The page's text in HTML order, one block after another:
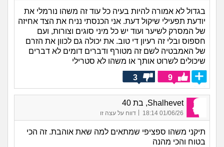
בגדול לא אמורה להיות בעיה כל עוד זה משהו נורמלי את
יודעת תפעילי שיקול דעת. אני הכנסתי נניח את הצד אחיזה
של המסרק לשיער ועוד יש כל מיני סוגים וצורות, ועם
חספוס ובלי זה רעיון די טוב. את יכולה גם לכוון את הזרם
של האמבטיה לשם זה מטורף ודברים דומים לא דברים
שיכולים לשרוט אותך או משהו לא סטרילי
9
3
Shalhevet, בת 40
01/06/26 18:14 דווח על עצה זו
תיקני משהו ספציפי שמתאים למה שאת אוהבת. זה הכי
בטוח והכי מהנה